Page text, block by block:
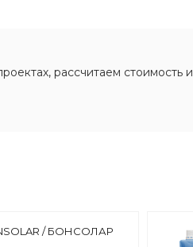
рассчитаем стоимость и
/ БОНСОЛАР